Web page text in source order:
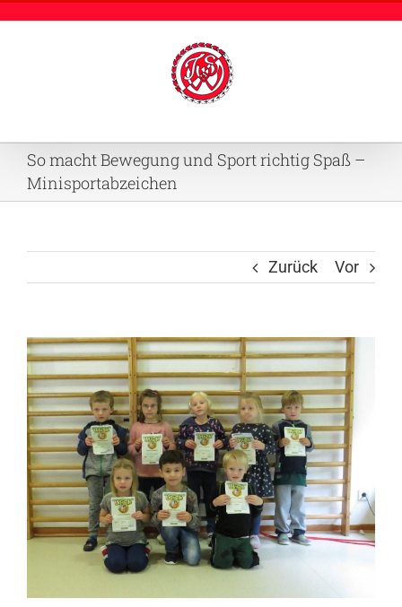
So macht Bewegung und Sport richtig Spaß –
Minisportabzeichen
Zurück Vor
Zeige
grösseres
Bild